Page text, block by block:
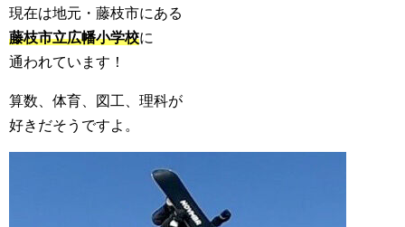
現在は地元・藤枝市にある
藤枝市立広幡小学校に
通われています！
算数、体育、図工、理科が
好きだそうですよ。